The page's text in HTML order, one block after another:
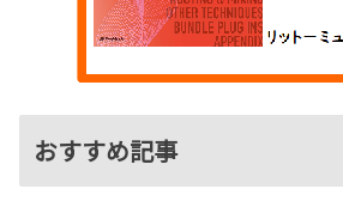
おすすめ記事